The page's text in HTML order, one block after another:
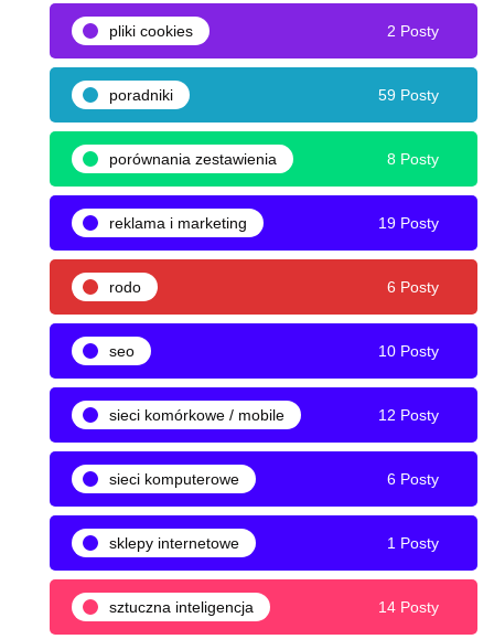
pliki cookies 2 Posty
poradniki 59 Posty
porównania zestawienia 8 Posty
reklama i marketing 19 Posty
rodo 6 Posty
seo 10 Posty
sieci komórkowe / mobile 12 Posty
sieci komputerowe 6 Posty
sklepy internetowe 1 Posty
sztuczna inteligencja 14 Posty